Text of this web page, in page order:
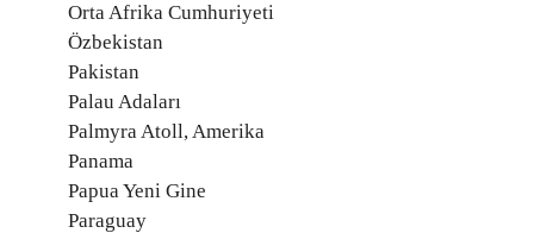
Orta Afrika Cumhuriyeti
Özbekistan
Pakistan
Palau Adaları
Palmyra Atoll, Amerika
Panama
Papua Yeni Gine
Paraguay